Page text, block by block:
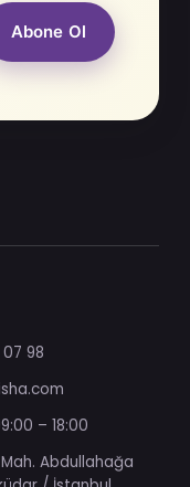
Abone Ol
98
– 18:00
Abdullahağa